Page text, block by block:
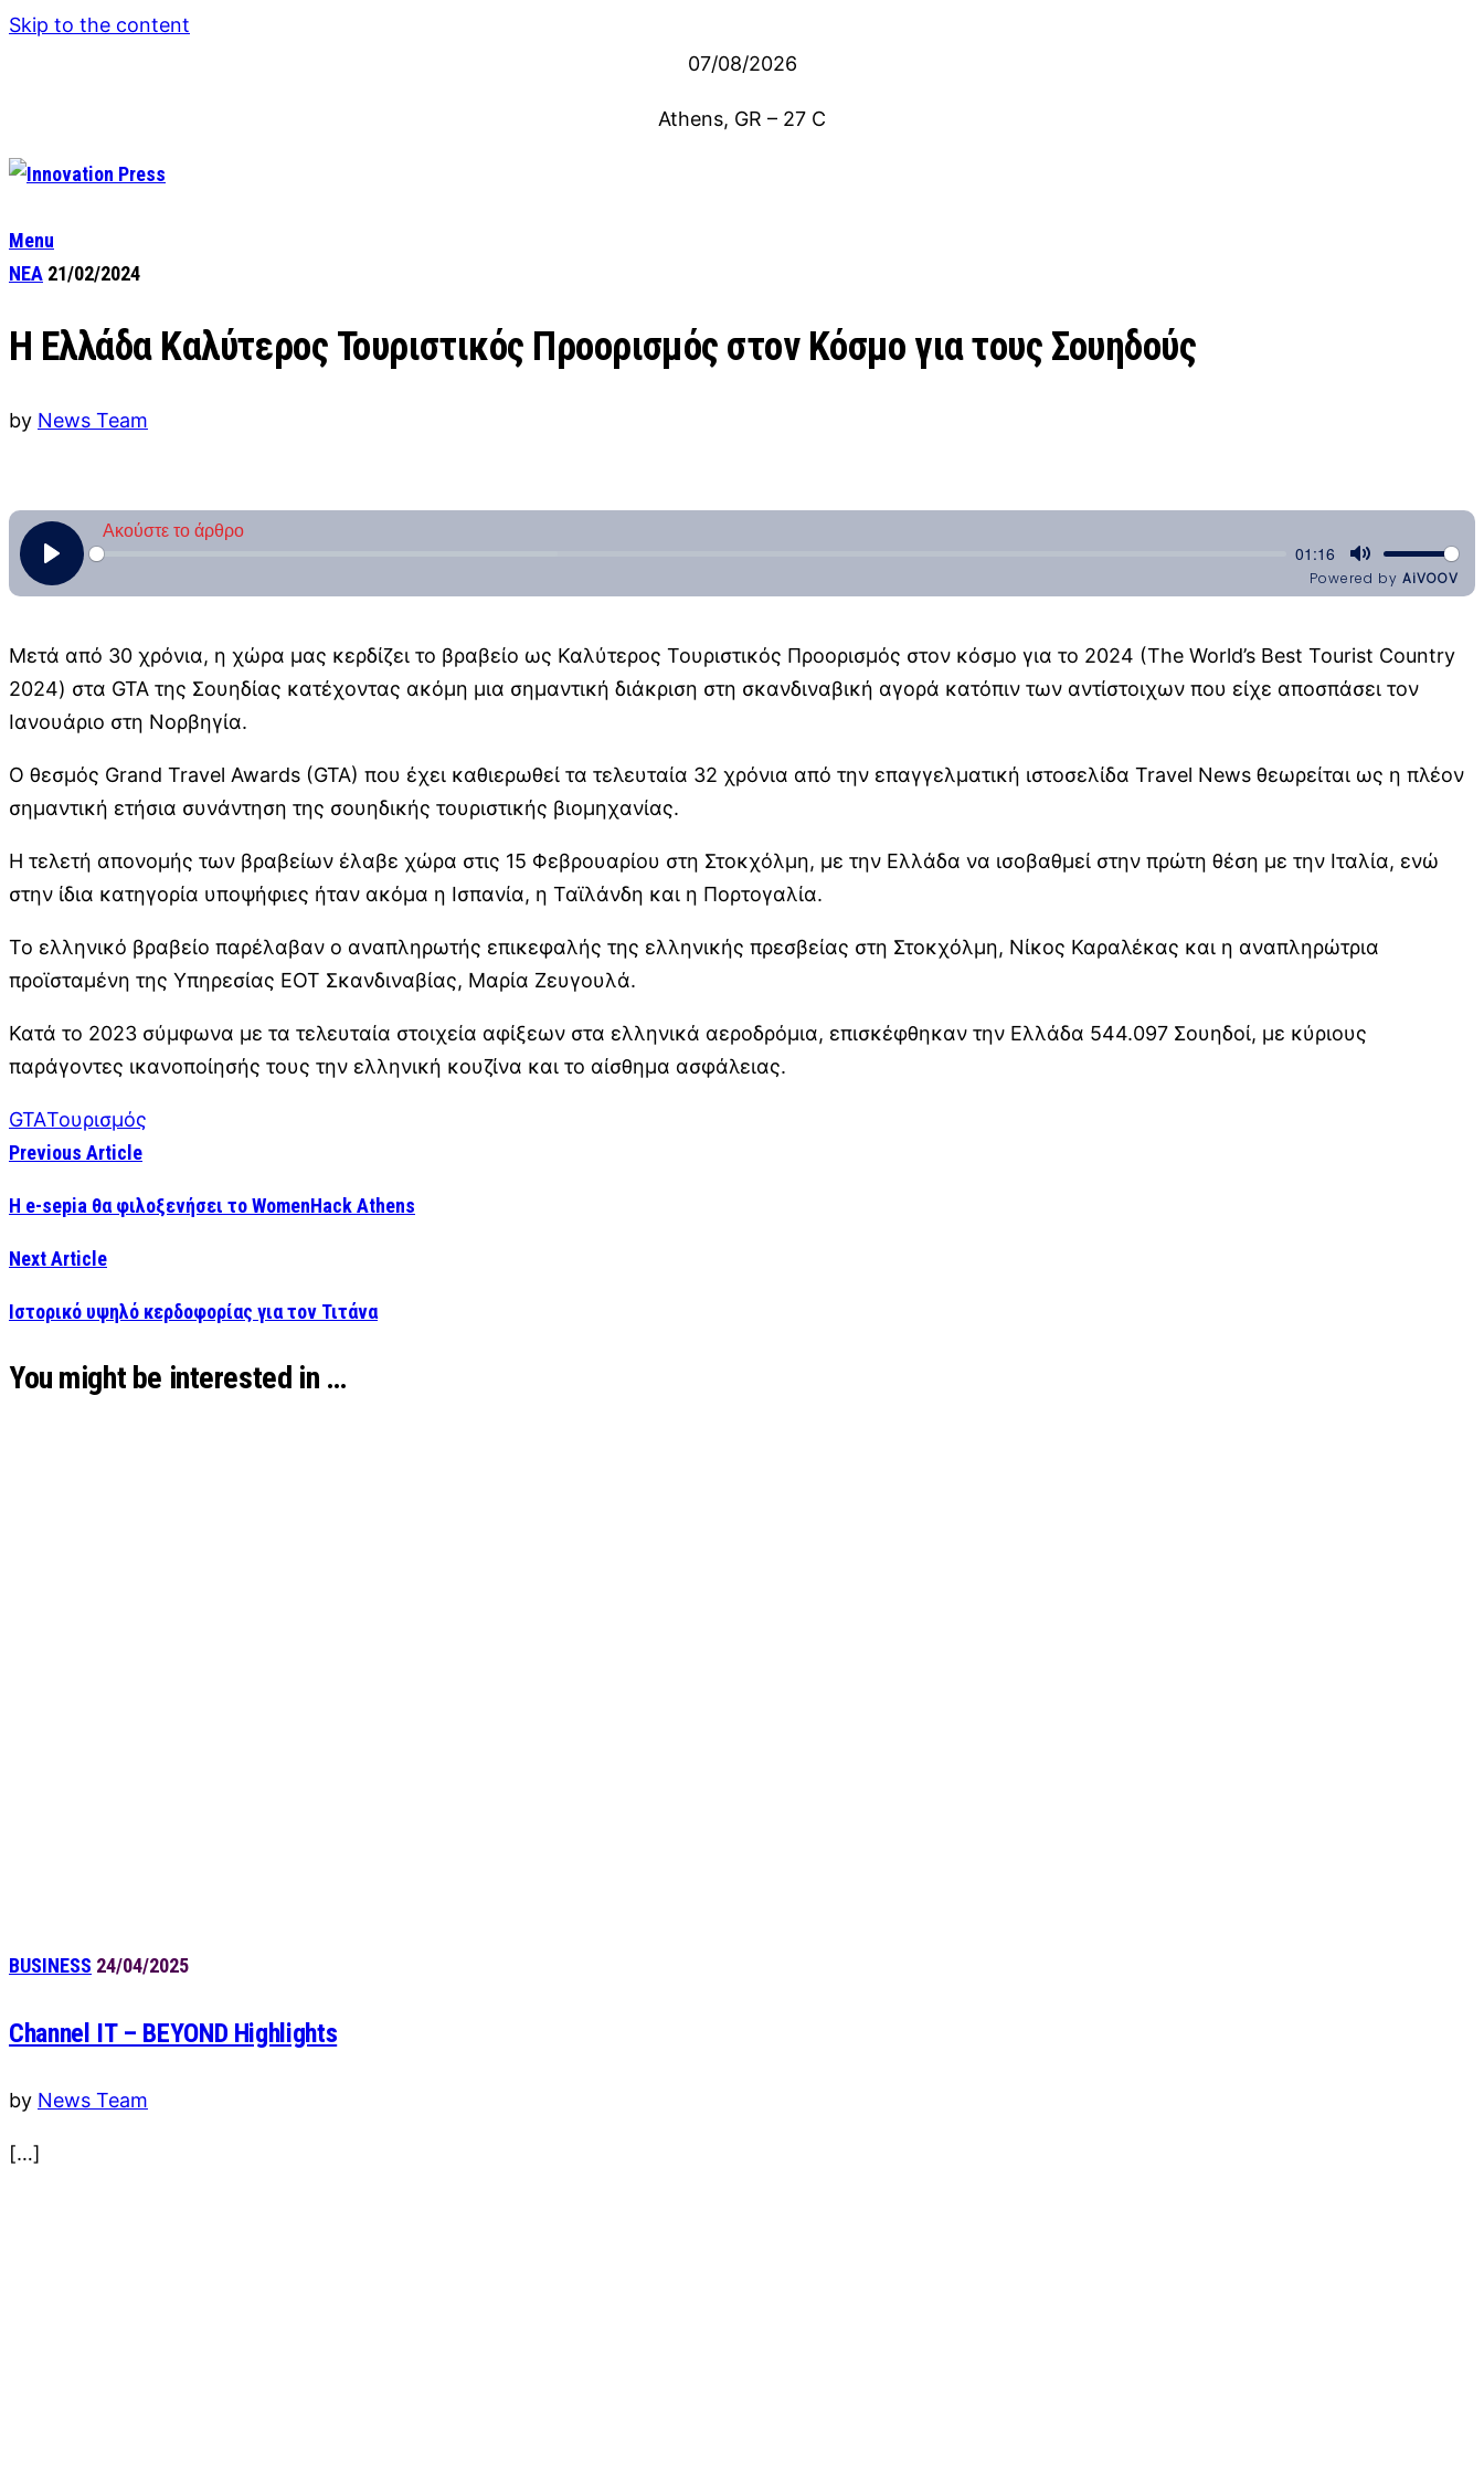
Skip to the content
07/08/2026
Athens, GR – 27 C
Menu
ΝΕΑ 21/02/2024
Η Ελλάδα Καλύτερος Τουριστικός Προορισμός στον Κόσμο για τους Σουηδούς
by News Team
Μετά από 30 χρόνια, η χώρα μας κερδίζει το βραβείο ως Καλύτερος Τουριστικός Προορισμός στον κόσμο για το 2024 (The World’s Best Tourist Country
2024) στα GTA της Σουηδίας κατέχοντας ακόμη μια σημαντική διάκριση στη σκανδιναβική αγορά κατόπιν των αντίστοιχων που είχε αποσπάσει τον
Ιανουάριο στη Νορβηγία.
Ο θεσμός Grand Travel Awards (GTA) που έχει καθιερωθεί τα τελευταία 32 χρόνια από την επαγγελματική ιστοσελίδα Travel News θεωρείται ως η πλέον
σημαντική ετήσια συνάντηση της σουηδικής τουριστικής βιομηχανίας.
Η τελετή απονομής των βραβείων έλαβε χώρα στις 15 Φεβρουαρίου στη Στοκχόλμη, με την Ελλάδα να ισοβαθμεί στην πρώτη θέση με την Ιταλία, ενώ
στην ίδια κατηγορία υποψήφιες ήταν ακόμα η Ισπανία, η Ταϊλάνδη και η Πορτογαλία.
Το ελληνικό βραβείο παρέλαβαν ο αναπληρωτής επικεφαλής της ελληνικής πρεσβείας στη Στοκχόλμη, Νίκος Καραλέκας και η αναπληρώτρια
προϊσταμένη της Υπηρεσίας ΕΟΤ Σκανδιναβίας, Μαρία Ζευγουλά.
Κατά το 2023 σύμφωνα με τα τελευταία στοιχεία αφίξεων στα ελληνικά αεροδρόμια, επισκέφθηκαν την Ελλάδα 544.097 Σουηδοί, με κύριους
παράγοντες ικανοποίησής τους την ελληνική κουζίνα και το αίσθημα ασφάλειας.
GTAΤουρισμός
Previous Article
Η e-sepia θα φιλοξενήσει το WomenHack Athens
Next Article
Ιστορικό υψηλό κερδοφορίας για τον Τιτάνα
You might be interested in …
BUSINESS 24/04/2025
Channel IT – BEYOND Highlights
by News Team
[…]